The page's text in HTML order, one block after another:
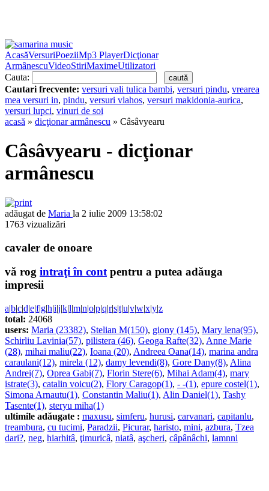
AcasăVersuriPoeziiMp3 PlayerDicţionar
ArmânescuVideoStiriMaximeUtilizatori
Cauta:
Cautari frecvente: versuri vali tulica bambi, versuri pindu, vrearea
mea versuri in, pindu, versuri vlahos, versuri makidonia-aurica,
versuri lupci, vinuri de soi
acasă » dicţionar armânescu » Câsâvyearu
Câsâvyearu - dicţionar
armânescu
adăugat de Maria la 2 iulie 2009 13:58:02
1763 vizualizări
cavaler de onoare
vă rog intraţi în contpentru a putea adăuga
impresii
a|b|c|d|e|f|g|h|i|j|k|l|m|n|o|p|q|r|s|t|u|v|w|x|y|z
total: 24068
users: Maria (23382), Stelian M(150), giony (145), Mary lena(95),
Schirliu Lavinia(57), pilistera (46), Geoga Rafte(32), Anne Marie
(28), mihai maliu(22), Ioana (20), Andreea Oana(14), marina andra
caraulani(12), mirela (12), damy levendi(8), Gore Dany(8), Alina
Andrei(7), Oprea Gabi(7), Florin Stere(6), Mihai Adam(4), mary
istrate(3), catalin voicu(2), Flory Caragop(1), - -(1), epure costel(1),
Simona Arnautu(1), Constantin Maliu(1), Alin Daniel(1), Tashy
Tasente(1), steryu miha(1)
ultimile adăugate : maxusu, simferu, hurusi, carvanari, capitanlu,
treambura, cu tucimi, Paradzii, Picurar, haristo, mini, azbura, Tzea
dari?, neg, hiarhitâ, ţimuricâ, niatâ, aşcheri, câpânâchi, lamnni